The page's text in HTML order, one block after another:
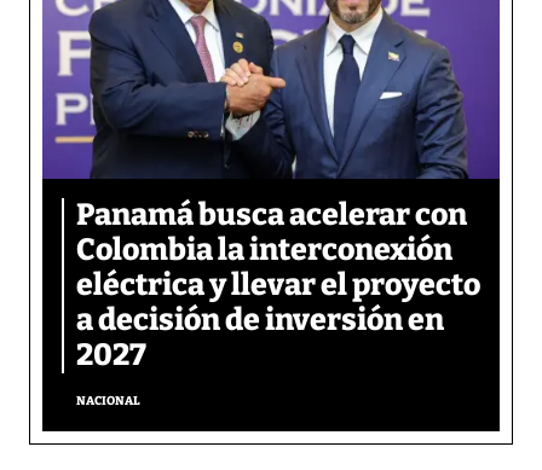
Panamá busca acelerar con
Colombia la interconexión
eléctrica y llevar el proyecto
a decisión de inversión en
2027
NACIONAL